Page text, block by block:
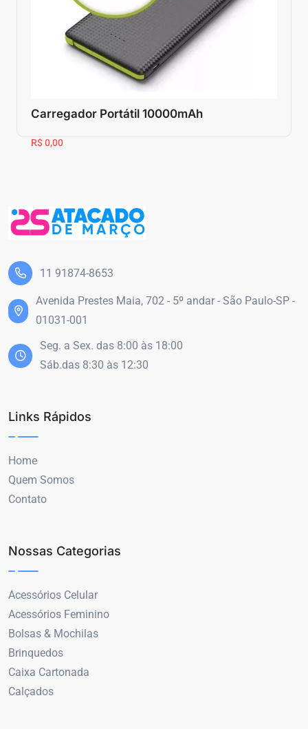
Carregador Portátil 10000mAh
R$ 0,00
11 91874-8653
Avenida Prestes Maia, 702 - 5º andar - São Paulo-SP -
01031-001
Seg. a Sex. das 8:00 às 18:00
Sáb.das 8:30 às 12:30
Links Rápidos
Home
Quem Somos
Contato
Nossas Categorias
Acessórios Celular
Acessórios Feminino
Bolsas & Mochilas
Brinquedos
Caixa Cartonada
Calçados